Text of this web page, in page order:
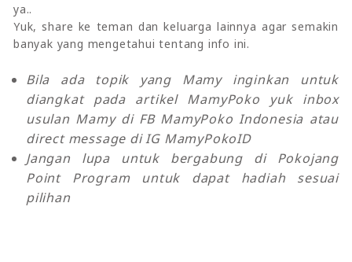
ya..
Yuk, share ke teman dan keluarga lainnya agar semakin
banyak yang mengetahui tentang info ini.
Bila ada topik yang Mamy inginkan untuk
diangkat pada artikel MamyPoko yuk inbox
usulan Mamy di FB MamyPoko Indonesia atau
direct message di IG MamyPokoID
Jangan lupa untuk bergabung di Pokojang
Point Program untuk dapat hadiah sesuai
pilihan